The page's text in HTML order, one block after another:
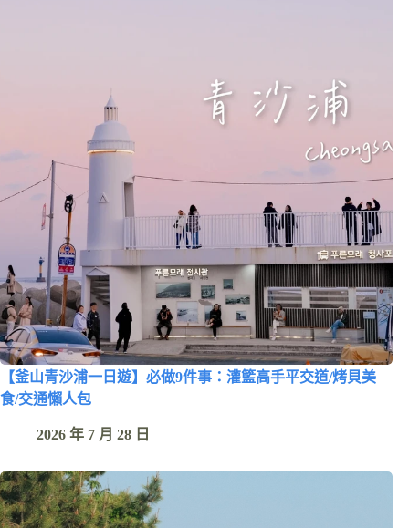
【釜山青沙浦一日遊】必做9件事：灌籃高手平交道/烤貝美
食/交通懶人包
2026 年 7 月 28 日